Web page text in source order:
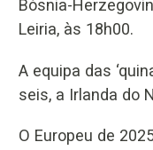
Bósnia-
Leiria, às 18h00.
A equipa das
seis, a Irlanda do
O Europeu de